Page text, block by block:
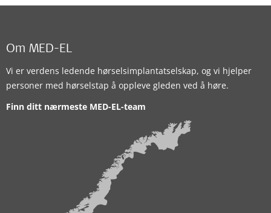
Om MED-EL
Vi er verdens ledende hørselsimplantatselskap, og vi hjelper
personer med hørselstap å oppleve gleden ved å høre.
Finn ditt nærmeste MED-EL-team